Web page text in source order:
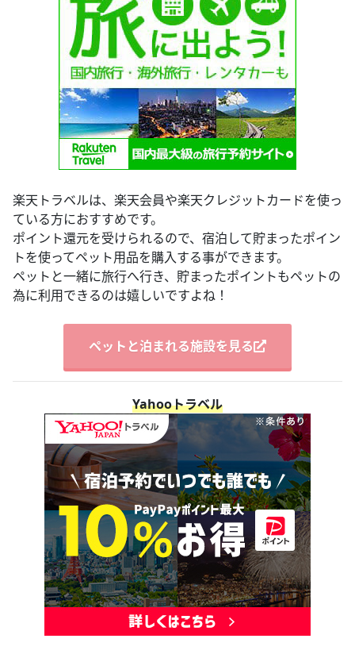
楽天トラベルは、楽天会員や楽天クレジットカードを使っ
ている方におすすめです。
ポイント還元を受けられるので、宿泊して貯まったポイン
トを使ってペット用品を購入する事ができます。
ペットと一緒に旅行へ行き、貯まったポイントもペットの
為に利用できるのは嬉しいですよね！
ペットと泊まれる施設を見る
Yahooトラベル